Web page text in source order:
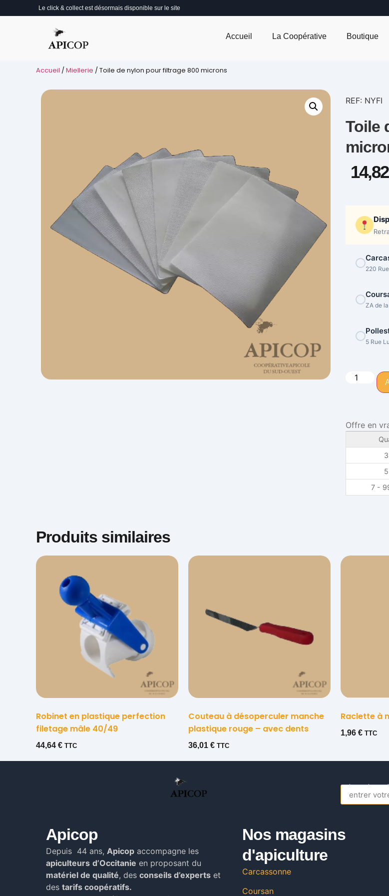
Le click & collect est désormais disponible sur le site
Accueil La Coopérative Boutique
Accueil / Miellerie / Toile de nylon pour filtrage 800 microns
REF: NYFI
Toile
14,82
220
ZA de
5 Rue
Offre en
7 -
Produits similaires
Robinet en plastique perfection
filetage mâle 40/49
44,64 € TTC
Couteau à désoperculer manche
plastique rouge – avec dents
36,01 € TTC
Raclette à
1,96 € TTC
s’inscrire
Apicop
Depuis 44 ans, Apicop accompagne les
apiculteurs d’Occitanie en proposant du
matériel de qualité, des conseils d’experts et
des tarifs coopératifs.
Nos magasins
d'apiculture
Carcassonne
Coursan